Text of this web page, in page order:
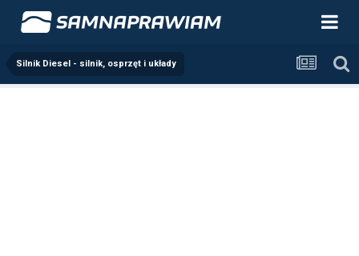
Silnik Diesel - silnik, osprzęt i układy